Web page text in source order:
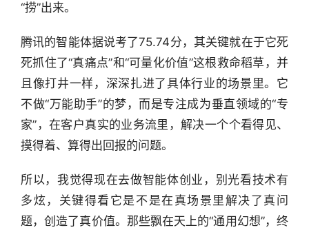
“捞”出来。
腾讯的智能体据说考了75.74分，其关键就在于它死
死抓住了“真痛点”和“可量化价值”这根救命稻草，并
且像打井一样，深深扎进了具体行业的场景里。它
不做“万能助手”的梦，而是专注成为垂直领域的“专
家”，在客户真实的业务流里，解决一个个看得见、
摸得着、算得出回报的问题。
所以，我觉得现在去做智能体创业，别光看技术有
多炫，关键得看它是不是在真场景里解决了真问
题，创造了真价值。那些飘在天上的“通用幻想”，终